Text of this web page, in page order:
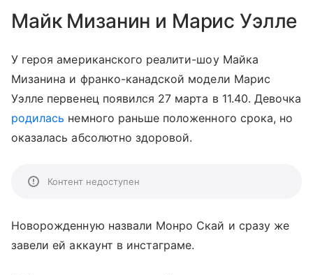
Майк Мизанин и Марис Уэлле
У героя американского реалити-шоу Майка
Мизанина и франко-канадской модели Марис
Уэлле первенец появился 27 марта в 11.40. Девочка
родилась немного раньше положенного срока, но
оказалась абсолютно здоровой.
Контент недоступен
Новорожденную назвали Монро Скай и сразу же
завели ей аккаунт в инстаграме.